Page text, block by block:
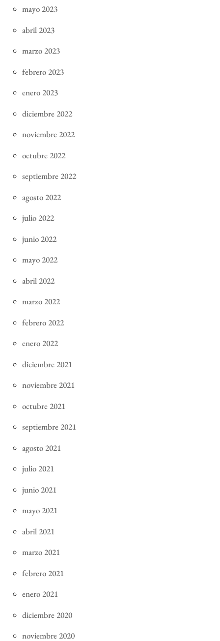
mayo 2023
abril 2023
marzo 2023
febrero 2023
enero 2023
diciembre 2022
noviembre 2022
octubre 2022
septiembre 2022
agosto 2022
julio 2022
junio 2022
mayo 2022
abril 2022
marzo 2022
febrero 2022
enero 2022
diciembre 2021
noviembre 2021
octubre 2021
septiembre 2021
agosto 2021
julio 2021
junio 2021
mayo 2021
abril 2021
marzo 2021
febrero 2021
enero 2021
diciembre 2020
noviembre 2020